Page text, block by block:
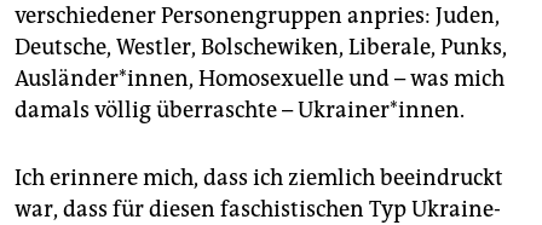
verschiedener Personengruppen anpries: Juden,
Deutsche, Westler, Bolschewiken, Liberale, Punks,
Aus­länder*innen, Homosexuelle und – was mich
damals völlig überraschte – Ukrainer*innen.
Ich erinnere mich, dass ich ziemlich beeindruckt
war, dass für diesen faschistischen Typ Ukrai­ne­